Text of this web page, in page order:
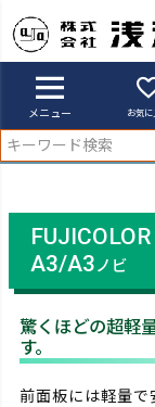
メニュー お気に
アサヌマネットショップ
A3/A3ノビ
驚くほどの超軽
す。
前面板には軽量